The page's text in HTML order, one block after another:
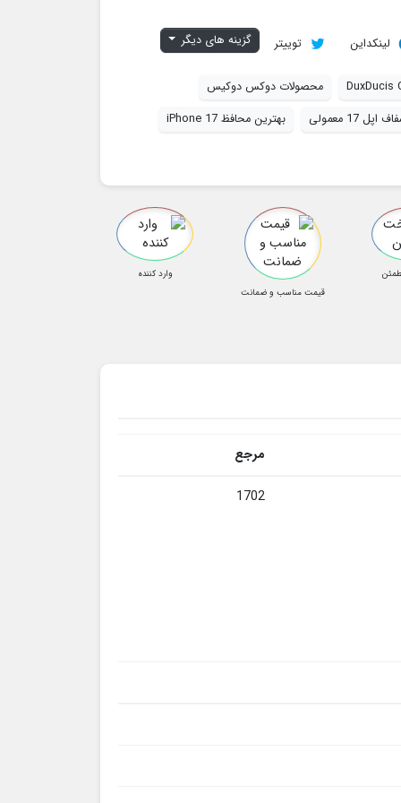
لینکداین توییتر گزینه های دیگر
DuxDucis
محصولات دوکس دوکیس
17 معمولی
بهترین محافظ iPhone 17
قیمت مناسب و ضمانت
وارد کننده
مرجع
1702